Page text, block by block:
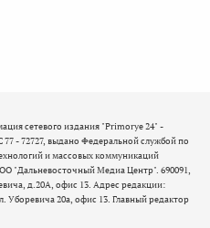
сетевого издания "Primorye 24" -
- 72727, выдано Федеральной службой по
и массовых коммуникаций
"Дальневосточный Медиа Центр". 690091,
д.20А, офис 13. Адрес редакции:
Уборевича 20а, офис 13. Главный редактор